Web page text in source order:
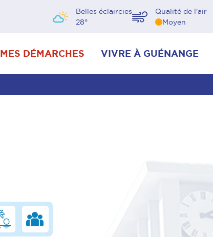
Belles éclaircies
28°
Qualité de l'air
Moyen
MES DÉMARCHES VIVRE À GUÉNANGE